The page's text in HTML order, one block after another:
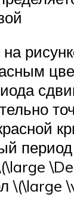
период
\(\large